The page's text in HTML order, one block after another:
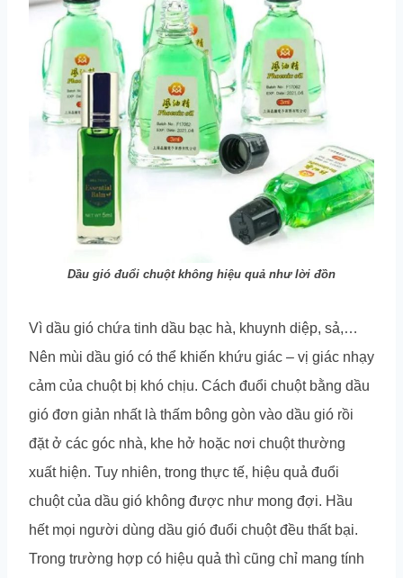
Dầu gió đuổi chuột không hiệu quả như lời đồn
Vì dầu gió chứa tinh dầu bạc hà, khuynh diệp, sả,…
Nên mùi dầu gió có thể khiến khứu giác – vị giác nhạy
cảm của chuột bị khó chịu. Cách đuổi chuột bằng dầu
gió đơn giản nhất là thấm bông gòn vào dầu gió rồi
đặt ở các góc nhà, khe hở hoặc nơi chuột thường
xuất hiện. Tuy nhiên, trong thực tế, hiệu quả đuổi
chuột của dầu gió không được như mong đợi. Hầu
hết mọi người dùng dầu gió đuổi chuột đều thất bại.
Trong trường hợp có hiệu quả thì cũng chỉ mang tính